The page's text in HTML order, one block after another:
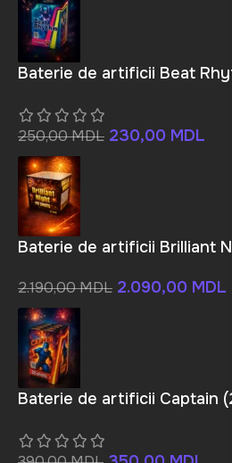
Baterie de artificii Beat
250,00MDL 230,00 MDL
Baterie de artificii Brilliant
2.190,00MDL 2.090,00 MDL
Baterie de artificii Captain